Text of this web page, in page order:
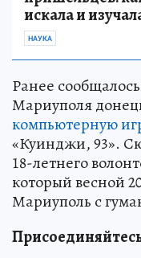
искала и
НАУКА
Ранее
Мариуполя
компьютерную
«Куинджи, 93».
18-летнего
который весной
Мариуполь с
При